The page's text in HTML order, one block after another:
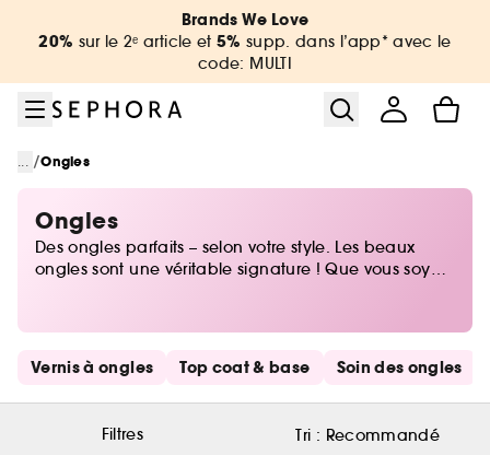
Aller au contenu principal
Aller au pied de pageBrands We Love
20% sur le 2ᵉ article et 5% supp. dans l’app* avec le
code: MULTI
... /Ongles
Ongles
Des ongles parfaits – selon votre style. Les beaux
ongles sont une véritable signature ! Que vous soyez
propose tout ce qu’il faut pour sublimer vos mains.
Découvrez des vernis à ongles de qualité, des soins
nourrissants et les meilleurs accessoires pour réussir
une manucure professionnelle à la maison. Explorez
vos indispensables pour des ongles forts, sains et
Ignorer les liens rapides
Vernis à ongles Top coat & base Soin des ongles
Filtres Tri : Recommandé